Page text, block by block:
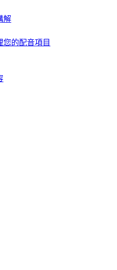
解
您的配音項目